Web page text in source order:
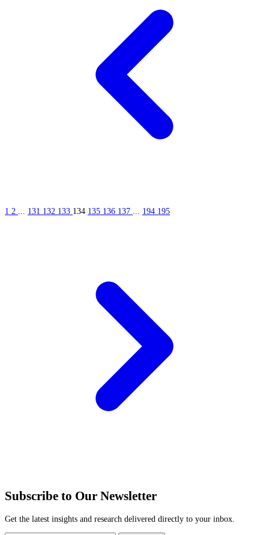
1 2 131 132 133 134 135 136 137 194 195
Subscribe to Our Newsletter
Get the latest insights and research delivered directly to your inbox.